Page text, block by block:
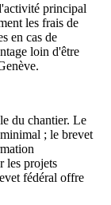
principal
les frais de
en cas de
loin d'être
du chantier. Le
; le brevet
les projets
fédéral offre